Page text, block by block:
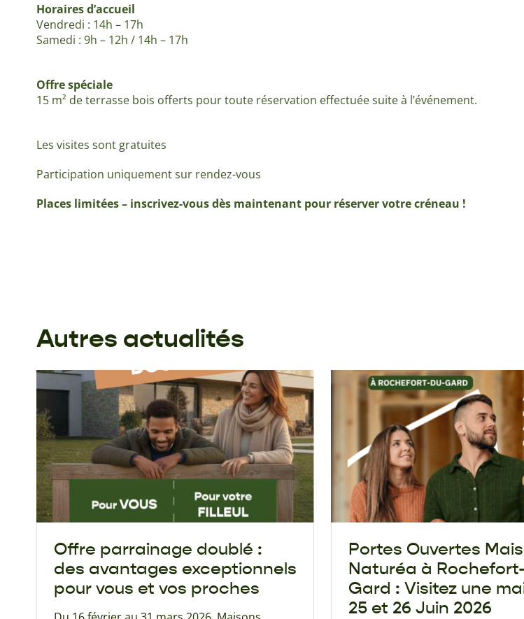
Horaires d’accueil
Vendredi : 14h – 17h
Samedi : 9h – 12h / 14h – 17h
Offre spéciale
15 m² de terrasse bois offerts pour toute réservation effectuée suite à l’événement.
Les visites sont gratuites
Participation uniquement sur rendez-vous
Places limitées – inscrivez-vous dès maintenant pour réserver votre créneau !
Autres actualités
Offre parrainage doublé :
des avantages exceptionnels
pour vous et vos proches
Portes Ouvertes
Naturéa à
Gard : Visitez une
25 et 26 Juin 2026